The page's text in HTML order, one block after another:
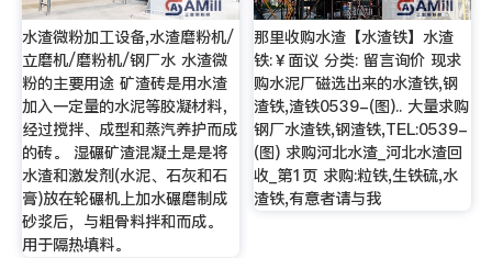
水渣微粉加工设备,水渣磨粉机/
立磨机/磨粉机/钢厂水 水渣微
粉的主要用途 矿渣砖是用水渣
加入一定量的水泥等胶凝材料，
经过搅拌、成型和蒸汽养护而成
的砖。 湿碾矿渣混凝土是是将
水渣和激发剂(水泥、石灰和石
膏)放在轮碾机上加水碾磨制成
砂浆后，与粗骨料拌和而成。
用于隔热填料。
那里收购水渣【水渣铁】水渣
铁:￥面议 分类: 留言询价 现求
购水泥厂磁选出来的水渣铁,钢
渣铁,渣铁0539-(图).. 大量求购
钢厂水渣铁,钢渣铁,TEL:0539-
(图) 求购河北水渣_河北水渣回
收_第1页 求购:粒铁,生铁硫,水
渣铁,有意者请与我